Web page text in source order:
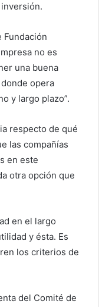
Fundación
no es
una buena
opera
y largo plazo”.
respecto de qué
las compañías
en este
otra opción que
en el largo
y ésta. Es
los criterios de
del Comité de